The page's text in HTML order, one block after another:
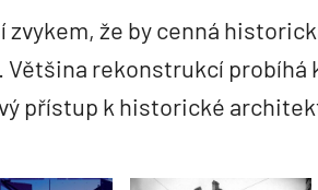
zvykem, že by cenná
Většina rekonstrukcí probíhá
přístup k historické